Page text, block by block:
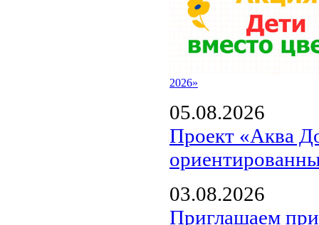
2026»
05.08.2026
Проект «Аква
03.08.2026
Приглашаем